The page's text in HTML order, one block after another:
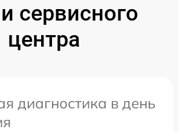
сервисного
центра
диагностика в день